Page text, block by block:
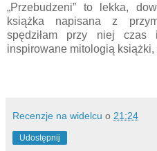
„Przebudzeni” to lekka,
książka napisana z
spędziłam przy niej czas
inspirowane mitologią
Recenzje na widelcu o 21:24
Udostępnij